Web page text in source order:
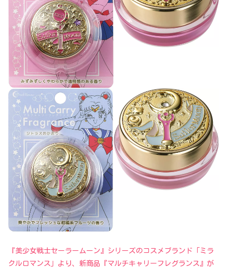
『美少女戦士セーラームーン』シリーズのコスメブランド「ミラ
クルロマンス」より、新商品『マルチキャリーフレグランス』が